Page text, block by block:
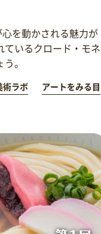
を動かされる魅力が
ているクロード・モネ
。
術ラボ アートをみる目